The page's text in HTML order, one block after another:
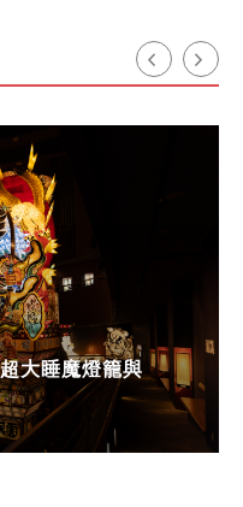
大睡魔燈籠與